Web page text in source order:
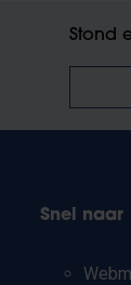
Stond
Snel naar